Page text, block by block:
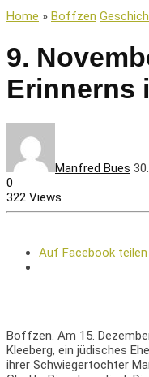
Home » Boffzen
9.
Erinnerns
Manfred Bues
0
322 Views
Auf Facebook teilen
Boffzen. Am 15.
Kleeberg, ein jüdisches
ihrer Schwiegertochter